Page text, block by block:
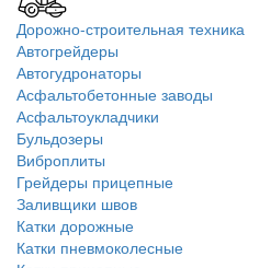
Дорожно-строительная техника
Автогрейдеры
Автогудронаторы
Асфальтобетонные заводы
Асфальтоукладчики
Бульдозеры
Виброплиты
Грейдеры прицепные
Заливщики швов
Катки дорожные
Катки пневмоколесные